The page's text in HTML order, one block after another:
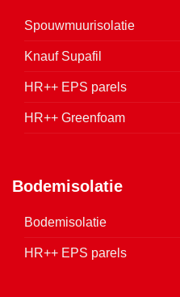
Spouwmuurisolatie
Knauf Supafil
HR++ EPS parels
HR++ Greenfoam
Bodemisolatie
Bodemisolatie
HR++ EPS parels